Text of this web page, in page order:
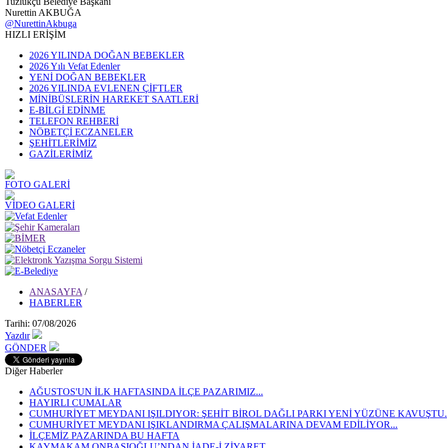
Nurettin AKBUĞA
@NurettinAkbuga
HIZLI ERİŞİM
2026 YILINDA DOĞAN BEBEKLER
2026 Yılı Vefat Edenler
YENİ DOĞAN BEBEKLER
2026 YILINDA EVLENEN ÇİFTLER
MİNİBÜSLERİN HAREKET SAATLERİ
E-BİLGİ EDİNME
TELEFON REHBERİ
NÖBETÇİ ECZANELER
ŞEHİTLERİMİZ
GAZİLERİMİZ
FOTO GALERİ
VİDEO GALERİ
ANASAYFA /
HABERLER
Tarihi: 07/08/2026
Yazdır
GÖNDER
Diğer Haberler
AĞUSTOS'UN İLK HAFTASINDA İLÇE PAZARIMIZ...
HAYIRLI CUMALAR
CUMHURİYET MEYDANI IŞILDIYOR: ŞEHİT BİROL DAĞLI PARKI YENİ YÜZÜNE KAVUŞTU.
CUMHURİYET MEYDANI IŞIKLANDIRMA ÇALIŞMALARINA DEVAM EDİLİYOR...
İLÇEMİZ PAZARINDA BU HAFTA